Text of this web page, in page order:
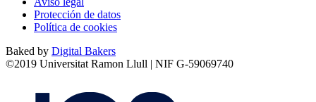
Protección de datos
Política de cookies
Baked by Digital Bakers
©2019 Universitat Ramon Llull | NIF G-59069740